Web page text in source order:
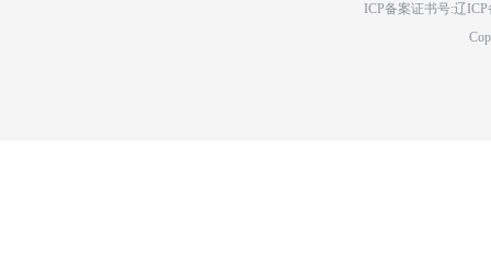
ICP备案证书号:辽